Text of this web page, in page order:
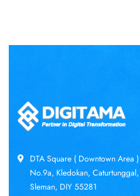
DTA Square ( Downtown Area )
No.9a, Kledokan,
Sleman, DIY 55281